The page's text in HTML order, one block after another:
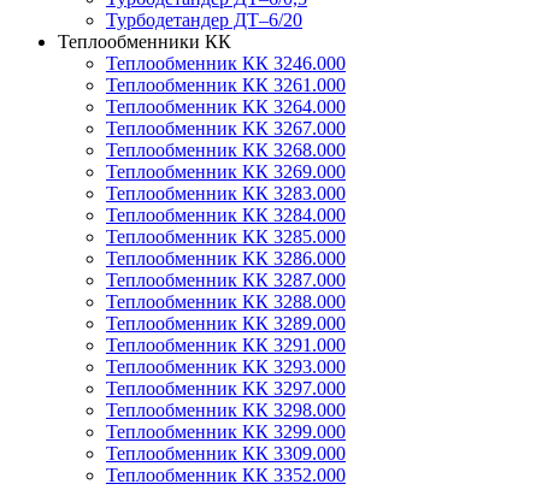
Турбодетандер ДТ–6/20
Теплообменники КК
Теплообменник КК 3246.000
Теплообменник КК 3261.000
Теплообменник КК 3264.000
Теплообменник КК 3267.000
Теплообменник КК 3268.000
Теплообменник КК 3269.000
Теплообменник КК 3283.000
Теплообменник КК 3284.000
Теплообменник КК 3285.000
Теплообменник КК 3286.000
Теплообменник КК 3287.000
Теплообменник КК 3288.000
Теплообменник КК 3289.000
Теплообменник КК 3291.000
Теплообменник КК 3293.000
Теплообменник КК 3297.000
Теплообменник КК 3298.000
Теплообменник КК 3299.000
Теплообменник КК 3309.000
Теплообменник КК 3352.000